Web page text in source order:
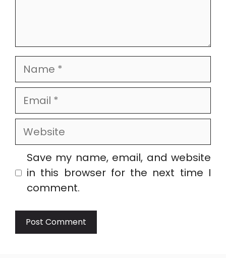
Name
Email
Website
Save my name, email, and website
in this browser for the next time I
comment.